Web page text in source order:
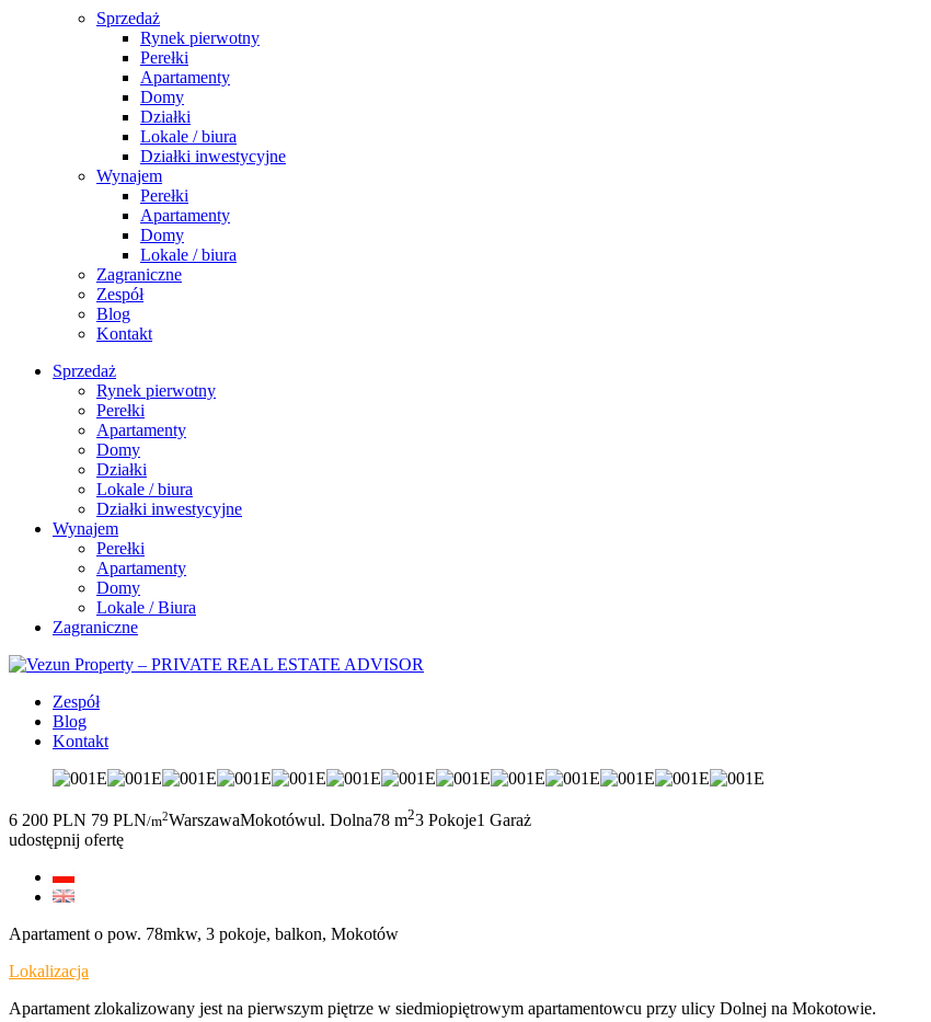
Sprzedaż
Rynek pierwotny
Perełki
Apartamenty
Domy
Działki
Lokale / biura
Działki inwestycyjne
Wynajem
Perełki
Apartamenty
Domy
Lokale / biura
Zagraniczne
Zespół
Blog
Kontakt
Sprzedaż
Rynek pierwotny
Perełki
Apartamenty
Domy
Działki
Lokale / biura
Działki inwestycyjne
Wynajem
Perełki
Apartamenty
Domy
Lokale / Biura
Zagraniczne
Zespół
Blog
Kontakt
6 200 PLN 79 PLN/m2WarszawaMokotówul. Dolna78 m23 Pokoje1 Garaż
udostępnij ofertę
Apartament o pow. 78mkw, 3 pokoje, balkon, Mokotów
Lokalizacja
Apartament zlokalizowany jest na pierwszym piętrze w siedmiopiętrowym apartamentowcu przy ulicy Dolnej na Mokotowie.